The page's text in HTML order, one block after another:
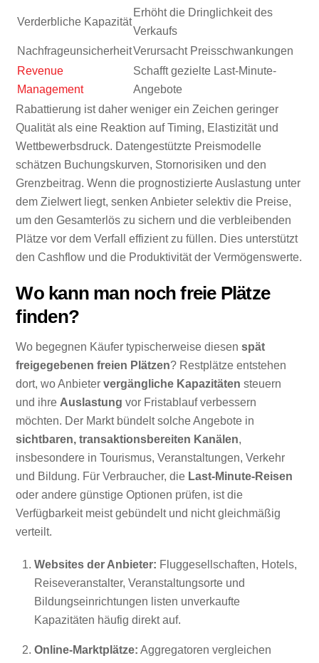
Verderbliche Kapazität
Erhöht die Dringlichkeit des
Verkaufs
NachfrageunsicherheitVerursacht Preisschwankungen
Revenue
Management
Schafft gezielte Last-Minute-
Angebote
Rabattierung ist daher weniger ein Zeichen geringer
Qualität als eine Reaktion auf Timing, Elastizität und
Wettbewerbsdruck. Datengestützte Preismodelle
schätzen Buchungskurven, Stornorisiken und den
Grenzbeitrag. Wenn die prognostizierte Auslastung unter
dem Zielwert liegt, senken Anbieter selektiv die Preise,
um den Gesamterlös zu sichern und die verbleibenden
Plätze vor dem Verfall effizient zu füllen. Dies unterstützt
den Cashflow und die Produktivität der Vermögenswerte.
Wo kann man noch freie Plätze
finden?
Wo begegnen Käufer typischerweise diesenspät
freigegebenen freien Plätzen? Restplätze entstehen
dort, wo Anbietervergängliche Kapazitäten steuern
und ihre Auslastung vor Fristablauf verbessern
möchten. Der Markt bündelt solche Angebote in
sichtbaren, transaktionsbereiten Kanälen,
insbesondere in Tourismus, Veranstaltungen, Verkehr
und Bildung. Für Verbraucher, die Last-Minute-Reisen
oder andere günstige Optionen prüfen, ist die
Verfügbarkeit meist gebündelt und nicht gleichmäßig
verteilt.
Websites der Anbieter: Fluggesellschaften, Hotels,
Reiseveranstalter, Veranstaltungsorte und
Bildungseinrichtungen listen unverkaufte
Kapazitäten häufig direkt auf.
Online-Marktplätze: Aggregatoren vergleichen